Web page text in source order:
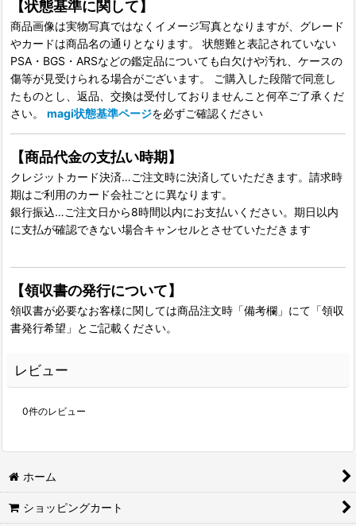
【状態基準に関して】
商品画像は実物写真ではなくイメージ写真となりますが、グレード
やカードは商品名の通りとなります。 状態難と表記されていない
PSA・BGS・ARSなどの鑑定品についても白欠けや汚れ、ケースの
傷等が見受けられる場合がございます。 ご購入した段階で同意し
たものとし、返品、交換は受付しておりませんこと何卒ご了承くだ
さい。 magi状態基準ページを必ずご確認ください
【商品代金の支払い時期】
クレジットカード決済…ご注文時に決済していただきます。請求時
期はご利用のカード会社ごとに異なります。
銀行振込…ご注文日から8時間以内にお支払いください。期日以内
に支払が確認できない場合キャンセルとさせていただきます
【領収書の発行について】
領収書が必要なお客様に関しては商品注文時「備考欄」にて「領収
書発行希望」とご記載ください。
レビュー
0件のレビュー
ホーム
ショッピングカート